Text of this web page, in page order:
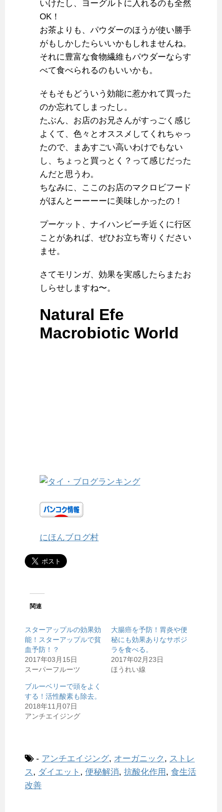
いけたし、ヨーグルトに入れるのも全然
OK！
お茶よりも、パウダーのほうが使い勝手
がもしかしたらいいかもしれませんね。
それに豊富な食物繊維もパウダーならす
べて食べられるのもいいかも。
そもそもどういう効能に惹かれて買った
のか忘れてしまったし。
たぶん、お店のお兄さんがすっごく感じ
よくて、色々とオススメしてくれちゃっ
たので、まあすごい高いわけでもない
し、ちょっと買っとく？って感じだった
んだと思うわ。
ちなみに、ここのお店のマクロビフード
がほんとーーーーに美味しかったの！
プーケット、ナイハンビーチ近くに行区
ことがあれば、ぜひお立ち寄りください
ませ。
さてモリンガ、効果を実感したらまたお
しらせしますね〜。
Natural Efe
Macrobiotic World
にほんブログ村
関連
スターアップルの効果効
能！スターアップルで貧
血予防！？
2017年03月15日
スーパーフルーツ
大腸癌を予防！胃炎や便
秘にも効果ありなサポジ
ラを食べる。
2017年02月23日
ほうれい線
ブルーベリーで頭をよく
する！活性酸素も除去。
2018年11月07日
アンチエイジング
- アンチエイジング, オーガニック , ストレ
ス, ダイエット , 便秘解消, 抗酸化作用 , 食生活
改善